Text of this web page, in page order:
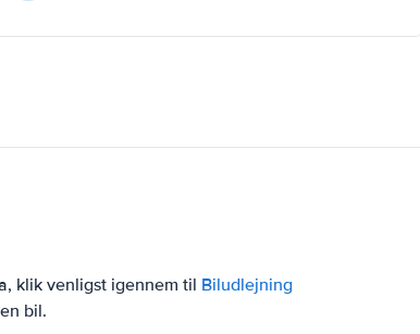
klik venligst igennem til Biludlejning
bil.